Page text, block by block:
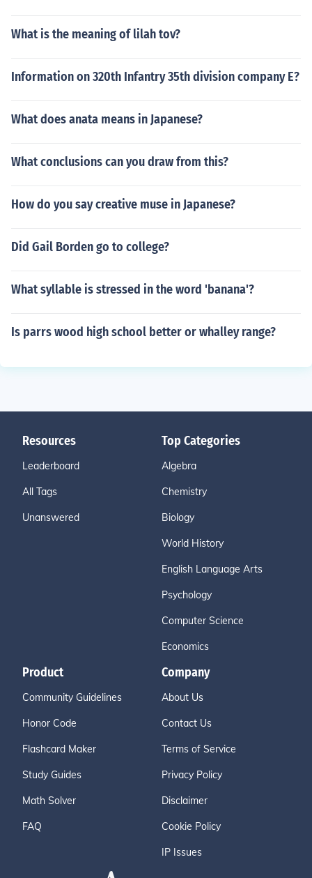
What is the meaning of lilah tov?
Information on 320th Infantry 35th division company E?
What does anata means in Japanese?
What conclusions can you draw from this?
How do you say creative muse in Japanese?
Did Gail Borden go to college?
What syllable is stressed in the word 'banana'?
Is parrs wood high school better or whalley range?
Resources
Leaderboard
All Tags
Unanswered
Top Categories
Algebra
Chemistry
Biology
World History
English Language Arts
Psychology
Computer Science
Economics
Product
Community Guidelines
Honor Code
Flashcard Maker
Study Guides
Math Solver
FAQ
Company
About Us
Contact Us
Terms of Service
Privacy Policy
Disclaimer
Cookie Policy
IP Issues